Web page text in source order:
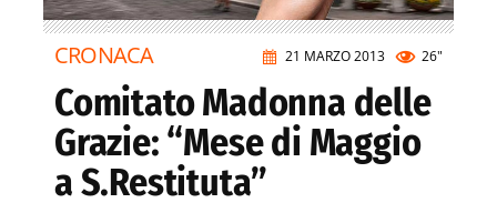
21 MARZO 2013 26"
CRONACA
Comitato Madonna delle
Grazie: “Mese di Maggio
a S.Restituta”